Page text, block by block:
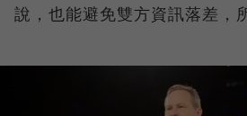
說，也能避免雙方資訊落差，